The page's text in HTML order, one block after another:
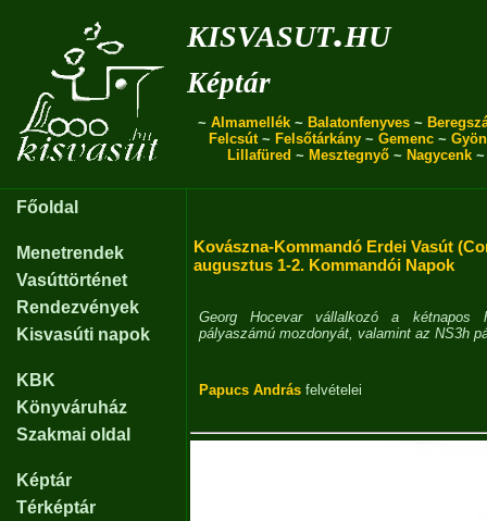
kisvasut.hu
Képtár
~ Almamellék ~ Balatonfenyves ~
Felcsút~ Felsőtárkány ~ Gemenc ~
Lillafüred ~ Mesztegnyő~ Nagycenk
Főoldal
Menetrendek
Vasúttörténet
Rendezvények
Kisvasúti napok
KBK
Könyváruház
Szakmai oldal
Képtár
Térképtár
Kovászna-Kommandó Erdei Vasút
augusztus 1-2. Kommandói Napok
Georg Hocevar vállalkozó a kétnapos
pályaszámú mozdonyát, valamint az NS3h
Papucs András felvételei